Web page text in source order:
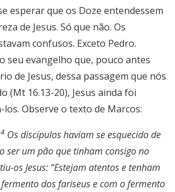
esperar que os Doze entendessem
de Jesus. Só que não. Os
confusos. Exceto Pedro.
seu evangelho que, pouco antes
de Jesus, dessa passagem que nós
(Mt 16.13-20), Jesus ainda foi
Observe o texto de Marcos:
Os discípulos haviam se esquecido de
ser um pão que tinham consigo no
os Jesus: “Estejam atentos e tenham
dos fariseus e com o fermento